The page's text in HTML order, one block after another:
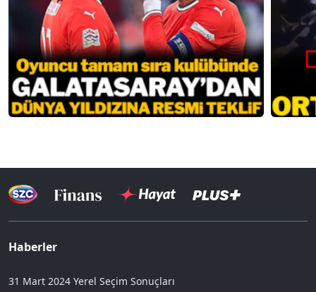
Haberler
31 Mart 2024 Yerel Seçim Sonuçları